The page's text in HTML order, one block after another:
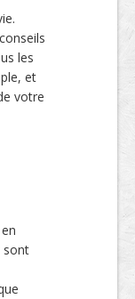
les
et
votre
sont